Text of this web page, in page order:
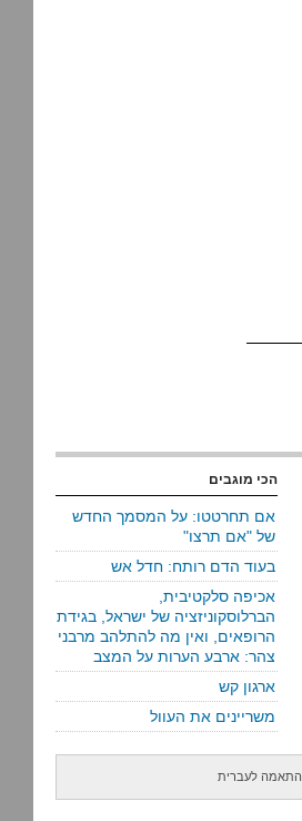
הכי מוגבים
אם תחרטטו: על המסמך החדש
של "אם תרצו"
בעוד הדם רותח: חדל אש
אכיפה סלקטיבית,
הברלוסקוניזציה של ישראל, בגידת
הרופאים, ואין מה להתלהב מרבני
צהר: ארבע הערות על המצב
ארגון קש
משריינים את העוול
התאמה לעברית